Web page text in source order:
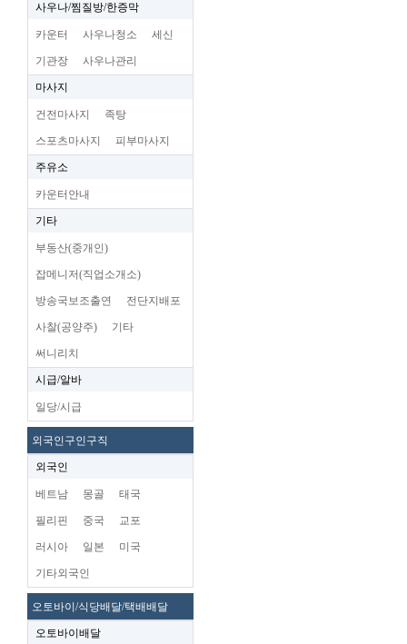
사우나/찜질방/한증막
카운터 사우나청소 세신
기관장 사우나관리
마사지
건전마사지 족탕
스포츠마사지 피부마사지
주유소
카운터안내
기타
부동산(중개인)
잡메니저(직업소개소)
방송국보조출연 전단지배포
사찰(공양주) 기타
써니리치
시급/알바
일당/시급
외국인구인구직
외국인
베트남 몽골 태국
필리핀 중국 교포
러시아 일본 미국
기타외국인
오토바이/식당배달/택배배달
오토바이배달